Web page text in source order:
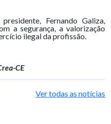
Fernando Galiza,
a segurança, a valorização
ilegal da profissão.
CE
Ver todas as notícias